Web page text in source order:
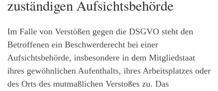
zuständigen Aufsichts­behörde
Im Falle von Verstößen gegen die DSGVO steht den
Betroffenen ein Beschwerderecht bei einer
Aufsichtsbehörde, insbesondere in dem Mitgliedstaat
ihres gewöhnlichen Aufenthalts, ihres Arbeitsplatzes oder
des Orts des mutmaßlichen Verstoßes zu. Das